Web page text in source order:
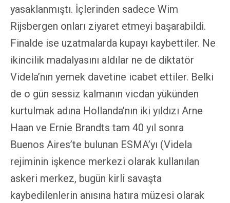
yasaklanmıştı. İçlerinden sadece Wim
Rijsbergen onları ziyaret etmeyi başarabildi.
Finalde ise uzatmalarda kupayı kaybettiler. Ne
ikincilik madalyasını aldılar ne de diktatör
Videla’nın yemek davetine icabet ettiler. Belki
de o gün sessiz kalmanın vicdan yükünden
kurtulmak adına Hollanda’nın iki yıldızı Arne
Haan ve Ernie Brandts tam 40 yıl sonra
Buenos Aires’te bulunan ESMA’yı (Videla
rejiminin işkence merkezi olarak kullanılan
askeri merkez, bugün kirli savaşta
kaybedilenlerin anısına hatıra müzesi olarak